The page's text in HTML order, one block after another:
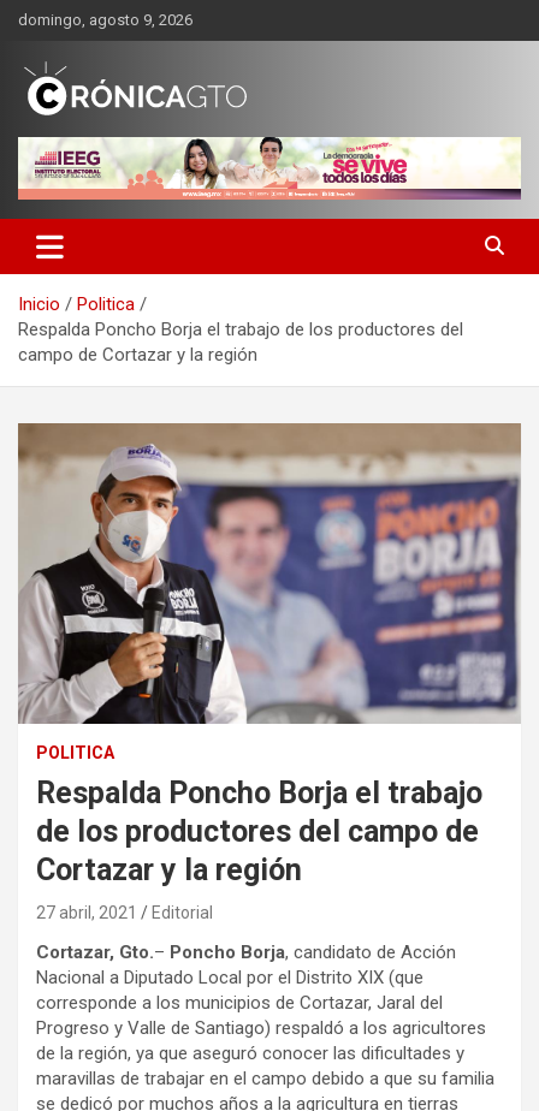
Saltar
contenido
domingo, agosto 9, 2026
CRONICA GUANAJUATO
Inicio
Politica
Respalda Poncho Borja el trabajo de los productores del
campo de Cortazar y la región
POLITICA
Respalda Poncho Borja el trabajo
de los productores del campo de
Cortazar y la región
27 abril, 2021 Editorial
Cortazar, Gto.– Poncho Borja, candidato de Acción
Nacional a Diputado Local por el Distrito XIX (que
corresponde a los municipios de Cortazar, Jaral del
Progreso y Valle de Santiago) respaldó a los agricultores
de la región, ya que aseguró conocer las dificultades y
maravillas de trabajar en el campo debido a que su familia
se dedicó por muchos años a la agricultura en tierras